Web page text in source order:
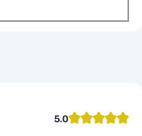
5.0